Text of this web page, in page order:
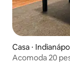
Casa ⋅
Acomoda 20